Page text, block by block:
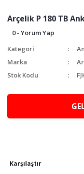
Arçelik P 180 TB
0 - Yorum Yap
Kategori
Marka
Stok Kodu
Karşılaştır